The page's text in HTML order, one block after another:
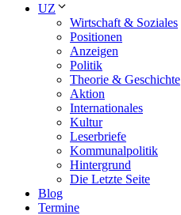
UZ
Wirtschaft & Soziales
Positionen
Anzeigen
Politik
Theorie & Geschichte
Aktion
Internationales
Kultur
Leserbriefe
Kommunalpolitik
Hintergrund
Die Letzte Seite
Blog
Termine